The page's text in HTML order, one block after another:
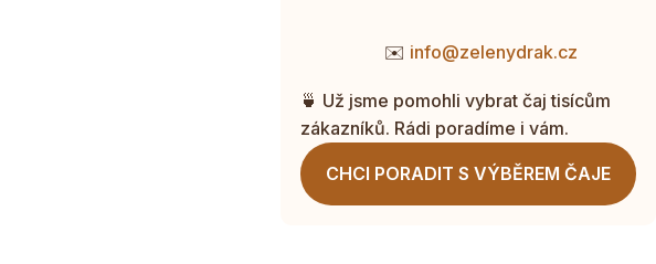
✉️ info@zelenydrak.cz
🍵 Už jsme pomohli vybrat čaj tisícům
zákazníků. Rádi poradíme i vám.
CHCI PORADIT S VÝBĚREM ČAJE